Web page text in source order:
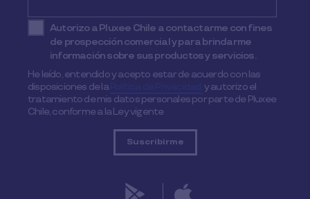
Autorizo a Pluxee Chile a contactarme con fines
de prospección comercial y para brindarme
información sobre sus productos y servicios.
He leído, entendido y acepto estar de acuerdo con las
disposiciones de laPolítica de Privacidad,y autorizo el
tratamiento de mis datos personales por parte de Pluxee
Chile, conforme a la Ley vigente